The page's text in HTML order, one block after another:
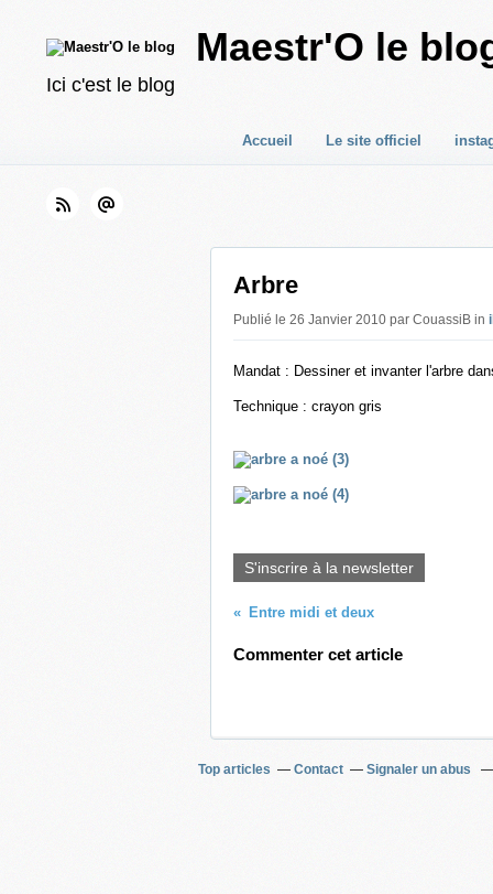
Maestr'O le
Ici c'est le blog
Accueil Le site officiel
Arbre
Publié le 26 Janvier 2010 par CouassiB in
Mandat : Dessiner et invanter l'arbre
Technique : crayon gris
S'inscrire à la newsletter
Entre midi et deux
Commenter cet article
Top articles Contact Signaler un abus